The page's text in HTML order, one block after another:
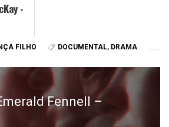
-
FILHO DOCUMENTAL, DRAMA
Fennell –